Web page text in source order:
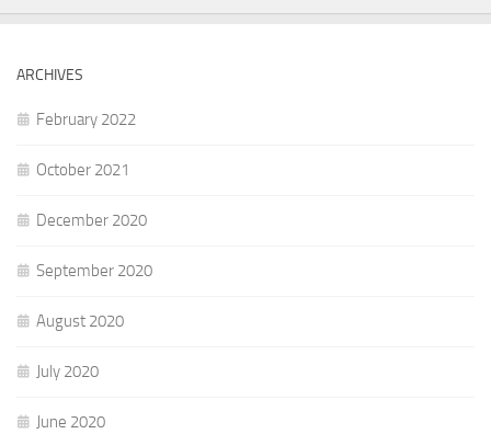
ARCHIVES
February 2022
October 2021
December 2020
September 2020
August 2020
July 2020
June 2020